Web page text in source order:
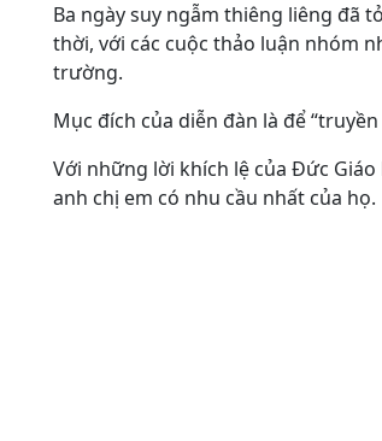
Ba ngày suy ngẫm thiêng liêng đã
thời, với các cuộc thảo luận nhóm
trường.
Mục đích của diễn đàn là để
Với những lời khích lệ của Đức
anh chị em có nhu cầu nhất của họ.